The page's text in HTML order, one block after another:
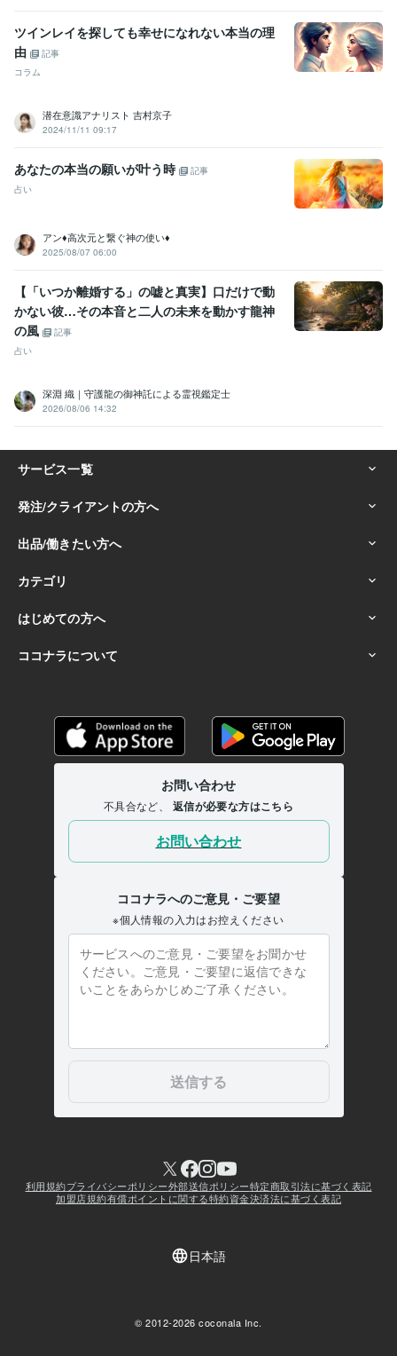
C:2年CSS:2年HTML:2年
Excel:10年
Google スライド:5年
Google ドキュメント:5年
iMovie:2年Vrew:1年VLLO:1年
得意分野
悩み相談・カウンセリング 悩み相談/愚痴聞き/LGBTQ相談
ビジネス代行・事務代行 書類作成/データ入力/データ整理
ツインレイを探しても幸せになれない本当の理
由
記事
コラム
潜在意識アナリスト 吉村京子
2024/11/11 09:17
あなたの本当の願いが叶う時
記事
占い
アン♦︎高次元と繋ぐ神の使い♦︎
2025/08/07 06:00
【「いつか離婚する」の嘘と真実】口だけで動
かない彼…その本音と二人の未来を動かす龍神
の風
記事
占い
深淵 織｜守護龍の御神託による霊視鑑定士
2026/08/06 14:32